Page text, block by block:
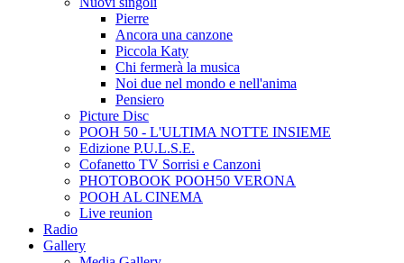
Pierre
Ancora una canzone
Piccola Katy
Chi fermerà la musica
Noi due nel mondo e nell'anima
Pensiero
Picture Disc
POOH 50 - L'ULTIMA NOTTE INSIEME
Edizione P.U.L.S.E.
Cofanetto TV Sorrisi e Canzoni
PHOTOBOOK POOH50 VERONA
POOH AL CINEMA
Live reunion
Radio
Gallery